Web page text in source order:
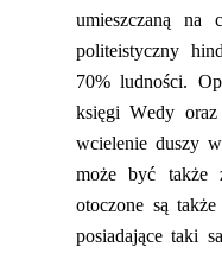
umieszczaną
politeistyczny
70% ludności.
księgi Wedy
wcielenie duszy
może być także
otoczone są
posiadające taki